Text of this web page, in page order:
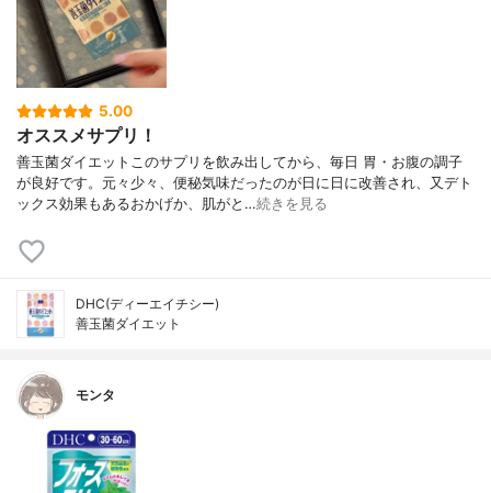
5.00
オススメサプリ！
善玉菌ダイエットこのサプリを飲み出してから、毎日 胃・お腹の調子
が良好です。元々少々、便秘気味だったのが日に日に改善され、又デト
ックス効果もあるおかげか、肌がと…続きを見る
DHC(ディーエイチシー)
善玉菌ダイエット
モンタ